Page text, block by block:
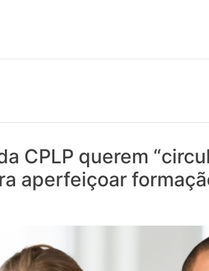
realmente contam! Tudo o que se passa
CPLP querem
aperfeiçoar